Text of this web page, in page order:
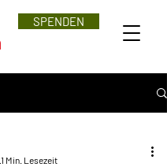
SPENDEN
1 Min. Lesezeit